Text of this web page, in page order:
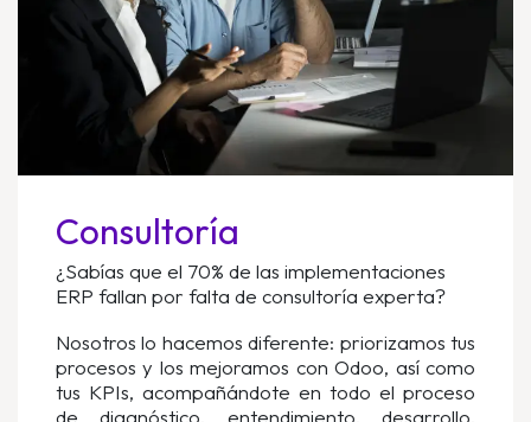
Consultoría
¿Sabías que el 70% de las implementaciones
ERP fallan por falta de consultoría experta?
Nosotros lo hacemos diferente: priorizamos tus
procesos y los mejoramos con Odoo, así como
tus KPIs, acompañándote en todo el proceso
de diagnóstico, entendimiento, desarrollo,